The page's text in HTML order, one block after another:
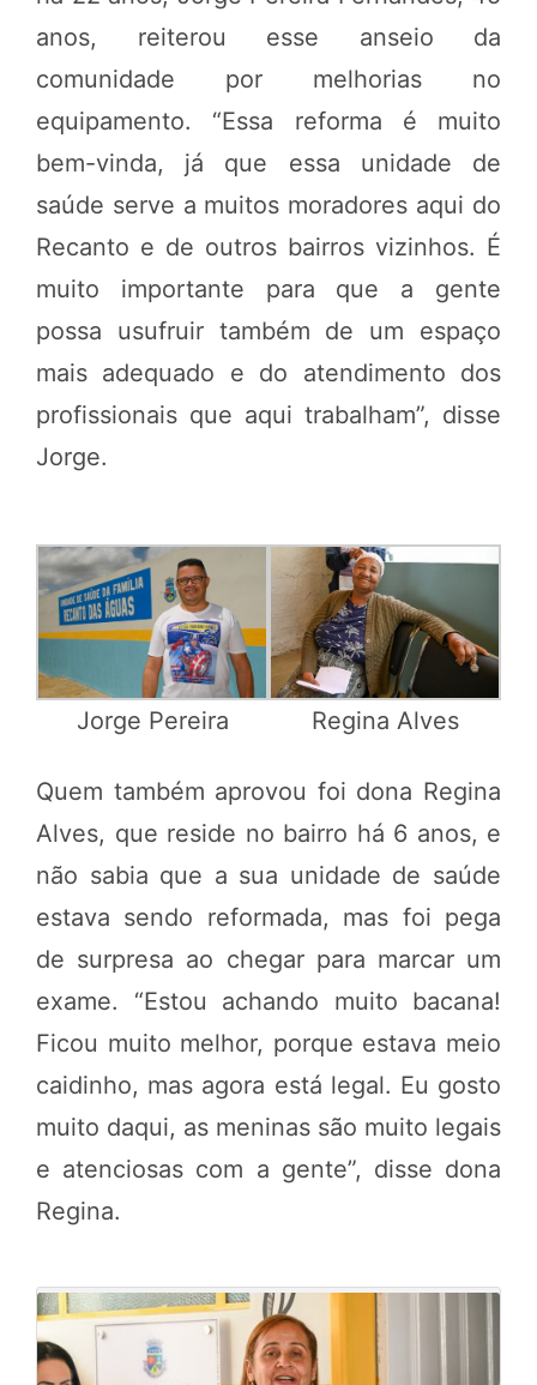
anos, reiterou esse anseio da
comunidade por melhorias no
equipamento. “Essa reforma é muito
bem-vinda, já que essa unidade de
saúde serve a muitos moradores aqui do
Recanto e de outros bairros vizinhos. É
muito importante para que a gente
possa usufruir também de um espaço
mais adequado e do atendimento dos
profissionais que aqui trabalham”, disse
Jorge.
Jorge Pereira Regina Alves
Quem também aprovou foi dona Regina
Alves, que reside no bairro há 6 anos, e
não sabia que a sua unidade de saúde
estava sendo reformada, mas foi pega
de surpresa ao chegar para marcar um
exame. “Estou achando muito bacana!
Ficou muito melhor, porque estava meio
caidinho, mas agora está legal. Eu gosto
muito daqui, as meninas são muito legais
e atenciosas com a gente”, disse dona
Regina.